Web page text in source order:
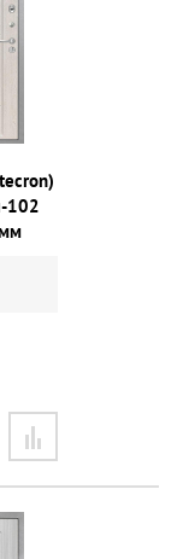
102